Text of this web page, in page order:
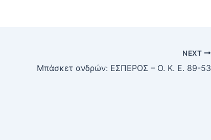
NEXT
Mπάσκετ ανδρών: ΕΣΠΕΡΟΣ – O. K. E. 89-53